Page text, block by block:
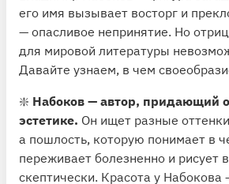
его имя вызывает восторг и
— опасливое непринятие. Но
для мировой литературы
Давайте узнаем, в чем
❇️ Набоков — автор, придающий
эстетике. Он ищет разные
а пошлость, которую понимает в
переживает болезненно и рисует
скептически. Красота у